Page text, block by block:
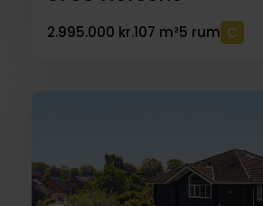
2.995.000 kr.107 m²5 rum